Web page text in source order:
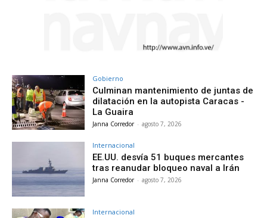
Gobierno
Culminan mantenimiento de juntas de
dilatación en la autopista Caracas -
La Guaira
Janna Corredor - agosto 7, 2026
Internacional
EE.UU. desvía 51 buques mercantes
tras reanudar bloqueo naval a Irán
Janna Corredor - agosto 7, 2026
Internacional